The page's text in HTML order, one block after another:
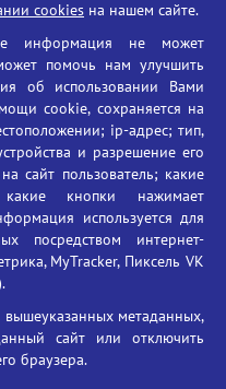
безопасности
РФ
университет
Петровского
09:00-18:00
90-85
cookies на нашем сайте.
информация не может
помочь нам улучшить
об использовании Вами
cookie, сохраняется на
ip-адрес; тип,
и разрешение его
сайт пользователь; какие
кнопки нажимает
используется для
посредством интернет-
MyTracker, Пиксель VK
метаданных,
сайт или отключить
браузера.